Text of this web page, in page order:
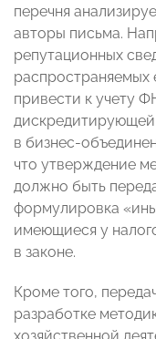
перечня
авторы письма.
репутационных
распространяемых
привести к учету
в бизнес-
что утверждение
должно быть
формулировка
имеющиеся у
в законе.
Кроме того,
разработке